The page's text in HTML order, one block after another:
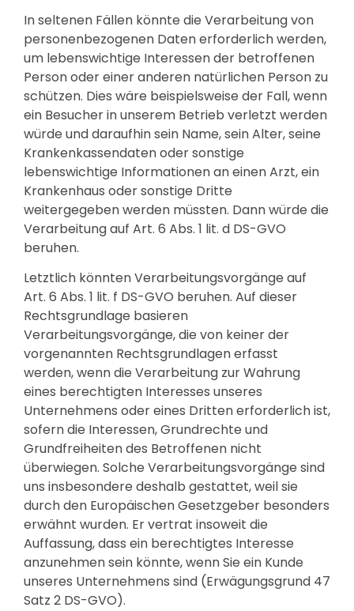
In seltenen Fällen könnte die Verarbeitung von
personenbezogenen Daten erforderlich werden,
um lebenswichtige Interessen der betroffenen
Person oder einer anderen natürlichen Person zu
schützen. Dies wäre beispielsweise der Fall, wenn
ein Besucher in unserem Betrieb verletzt werden
würde und daraufhin sein Name, sein Alter, seine
Krankenkassendaten oder sonstige
lebenswichtige Informationen an einen Arzt, ein
Krankenhaus oder sonstige Dritte
weitergegeben werden müssten. Dann würde die
Verarbeitung auf Art. 6 Abs. 1 lit. d DS-GVO
beruhen.
Letztlich könnten Verarbeitungsvorgänge auf
Art. 6 Abs. 1 lit. f DS-GVO beruhen. Auf dieser
Rechtsgrundlage basieren
Verarbeitungsvorgänge, die von keiner der
vorgenannten Rechtsgrundlagen erfasst
werden, wenn die Verarbeitung zur Wahrung
eines berechtigten Interesses unseres
Unternehmens oder eines Dritten erforderlich ist,
sofern die Interessen, Grundrechte und
Grundfreiheiten des Betroffenen nicht
überwiegen. Solche Verarbeitungsvorgänge sind
uns insbesondere deshalb gestattet, weil sie
durch den Europäischen Gesetzgeber besonders
erwähnt wurden. Er vertrat insoweit die
Auffassung, dass ein berechtigtes Interesse
anzunehmen sein könnte, wenn Sie ein Kunde
unseres Unternehmens sind (Erwägungsgrund 47
Satz 2 DS-GVO).